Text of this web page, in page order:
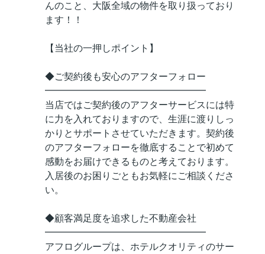
んのこと、大阪全域の物件を取り扱っており
ます！！
【当社の一押しポイント】
◆ご契約後も安心のアフターフォロー
━━━━━━━━━━━━━━━━━
当店ではご契約後のアフターサービスには特
に力を入れておりますので、生涯に渡りしっ
かりとサポートさせていただきます。契約後
のアフターフォローを徹底することで初めて
感動をお届けできるものと考えております。
入居後のお困りごともお気軽にご相談くださ
い。
◆顧客満足度を追求した不動産会社
━━━━━━━━━━━━━━━━━
アフログループは、ホテルクオリティのサー